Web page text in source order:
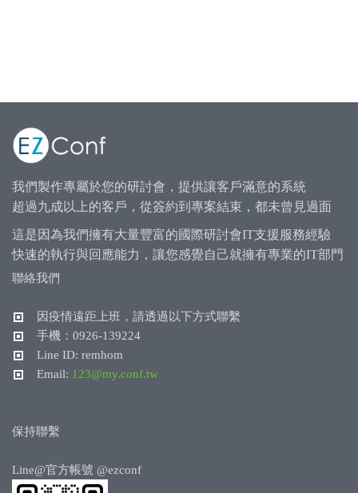
我們製作專屬於您的研討會，提供讓客戶滿意的系統
超過九成以上的客戶，從簽約到專案結束，都未曾見過面
這是因為我們擁有大量豐富的國際研討會IT支援服務經驗
快速的執行與回應能力，讓您感覺自己就擁有專業的IT部門
聯絡我們
因疫情遠距上班，請透過以下方式聯繫
手機：0926-139224
Line ID: remhom
Email: 123@my.conf.tw
保持聯繫
Line@官方帳號 @ezconf